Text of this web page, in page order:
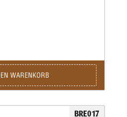
geschieht. Sollten Sie
Einstationen-Presse benutzen,
WARENKORB
BRE017